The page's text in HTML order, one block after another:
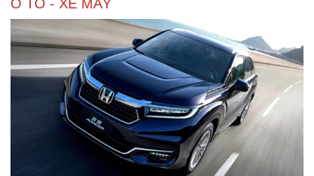
Ô TÔ - XE MÁY